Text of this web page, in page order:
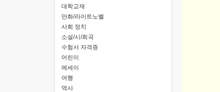
대학교재
만화/라이트노벨
사회 정치
소설/시/희곡
수험서 자격증
어린이
에세이
여행
역사